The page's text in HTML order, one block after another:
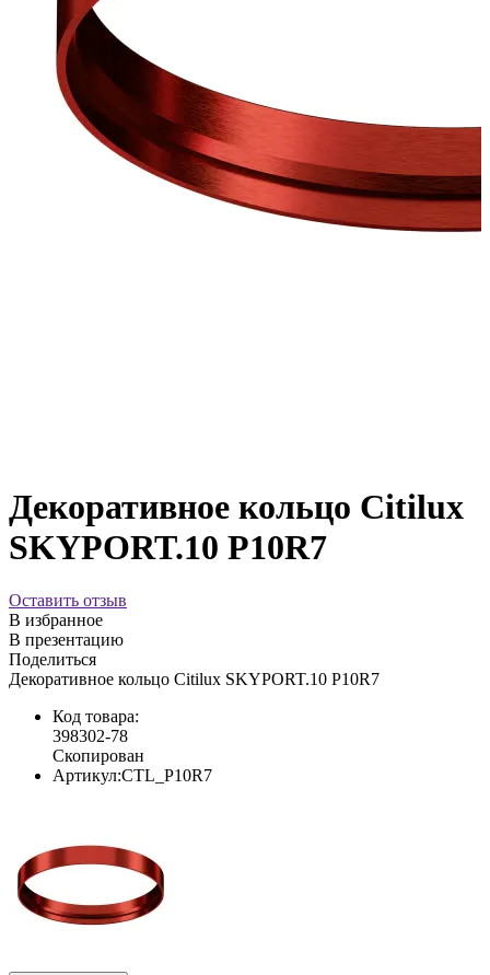
Декоративное кольцо Citilux
SKYPORT.10 P10R7
Оставить отзыв
В избранное
В презентацию
Поделиться
Декоративное кольцо Citilux SKYPORT.10 P10R7
Код товара:
398302-78
Скопирован
Артикул:CTL_P10R7